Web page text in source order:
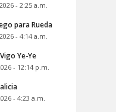
- 2:25 a.m.
para Rueda
- 4:14 a.m.
Ye-Ye
- 12:14 p.m.
- 4:23 a.m.